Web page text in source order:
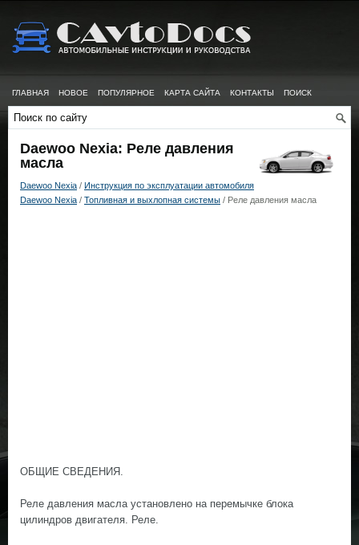
ГЛАВНАЯ НОВОЕ ПОПУЛЯРНОЕ КАРТА САЙТА КОНТАКТЫ ПОИСК
Daewoo Nexia: Реле давления
масла
Daewoo Nexia / Инструкция по эксплуатации автомобиля
Daewoo Nexia / Топливная и выхлопная системы / Реле давления масла
ОБЩИЕ СВЕДЕНИЯ.
Реле давления масла установлено на перемычке блока
цилиндров двигателя. Реле.